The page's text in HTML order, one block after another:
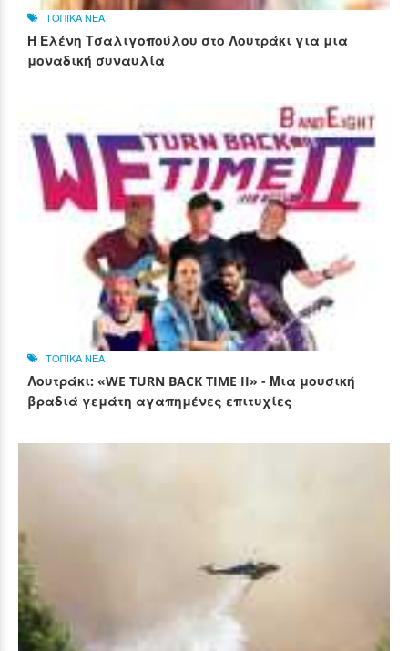
ΤΟΠΙΚΑ ΝΕΑ
Η Ελένη Τσαλιγοπούλου στο Λουτράκι για μια
μοναδική συναυλία
ΤΟΠΙΚΑ ΝΕΑ
Λουτράκι: «WE TURN BACK TIME II» - Μια μουσική
βραδιά γεμάτη αγαπημένες επιτυχίες